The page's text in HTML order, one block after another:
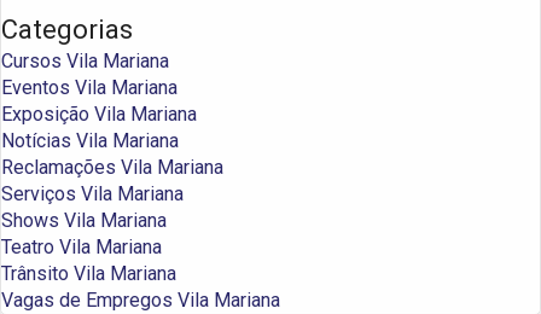
Categorias
Cursos Vila Mariana
Eventos Vila Mariana
Exposição Vila Mariana
Notícias Vila Mariana
Reclamações Vila Mariana
Serviços Vila Mariana
Shows Vila Mariana
Teatro Vila Mariana
Trânsito Vila Mariana
Vagas de Empregos Vila Mariana